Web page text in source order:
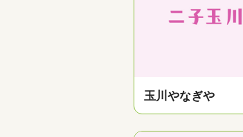
玉川やなぎや